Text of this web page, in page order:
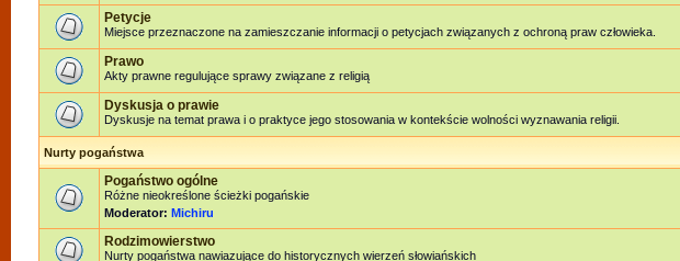
Petycje
Miejsce przeznaczone na zamieszczanie informacji o petycjach związanych z ochroną praw człowieka.
Prawo
Akty prawne regulujące sprawy związane z religią
Dyskusja o prawie
Dyskusje na temat prawa i o praktyce jego stosowania w kontekście wolności wyznawania religii.
Nurty pogaństwa
Pogaństwo ogólne
Różne nieokreślone ścieżki pogańskie
Moderator: Michiru
Rodzimowierstwo
Nurty pogaństwa nawiazujące do historycznych wierzeń słowiańskich